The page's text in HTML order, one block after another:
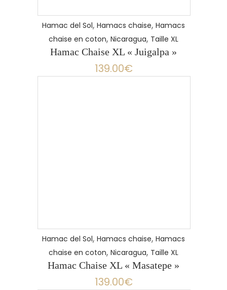
Hamac del Sol, Hamacs chaise, Hamacs
chaise en coton, Nicaragua, Taille XL
Hamac Chaise XL « Juigalpa »
139.00€
Hamac del Sol, Hamacs chaise, Hamacs
chaise en coton, Nicaragua, Taille XL
Hamac Chaise XL « Masatepe »
139.00€